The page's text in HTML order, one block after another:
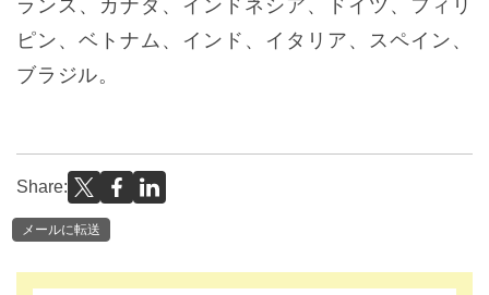
ランス、カナダ、インドネシア、ドイツ、フィリ
ピン、ベトナム、インド、イタリア、スペイン、
ブラジル。
Share:
メールに転送